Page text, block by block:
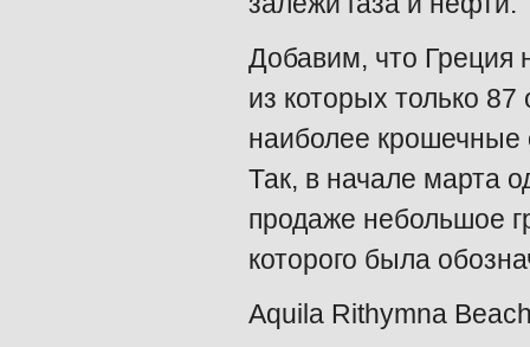
Добавим, что Греция
из которых только
наиболее крошечные
Так, в начале марта
продаже небольшое
которого была
Aquila Rithymna